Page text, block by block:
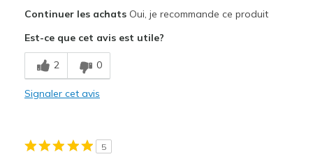
Breathe Well
Comfortable
Continuer les achatsOui, je recommande ce produit
Est-ce que cet avis est utile?
2 0
Signaler cet avis
5